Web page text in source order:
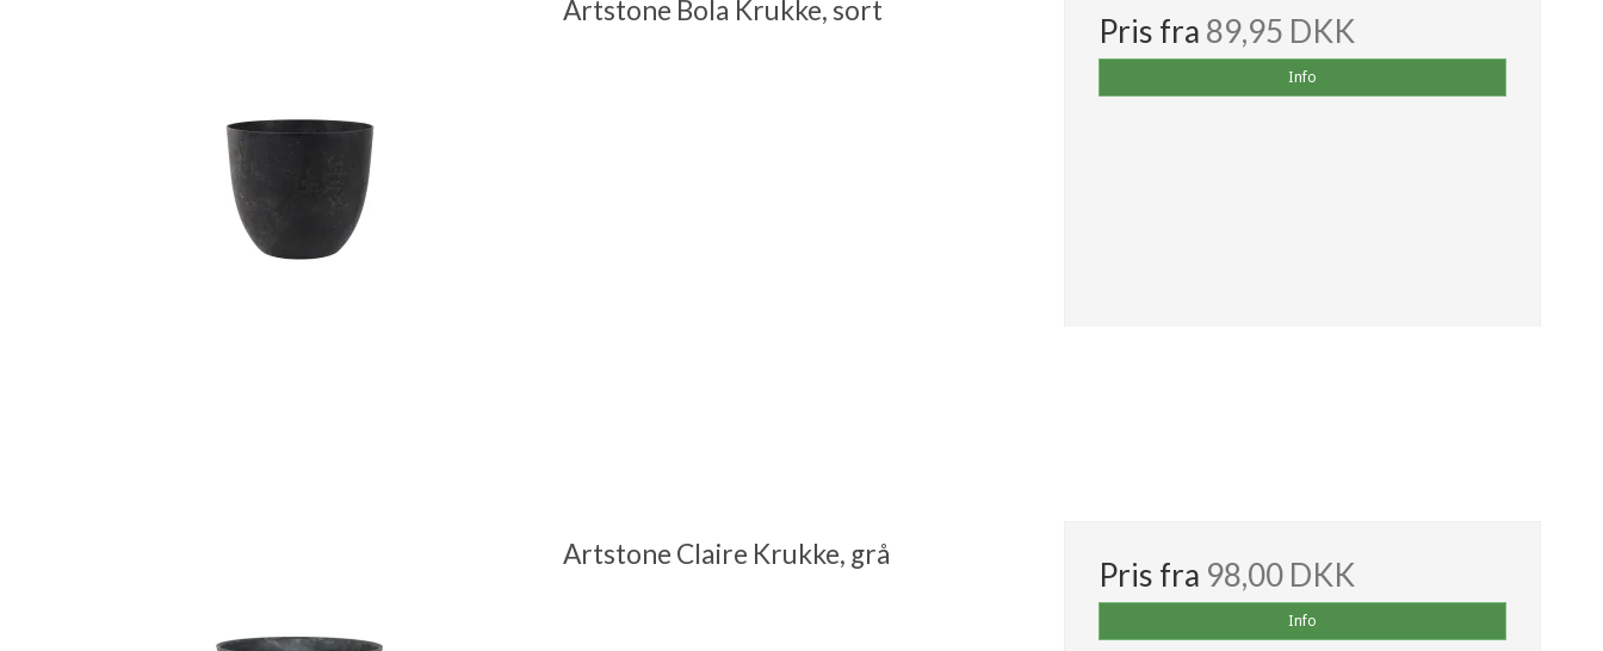
Artstone Bola Krukke, sort
Pris fra 89,95 DKK
Info
Artstone Claire Krukke, grå
Pris fra 98,00 DKK
Info